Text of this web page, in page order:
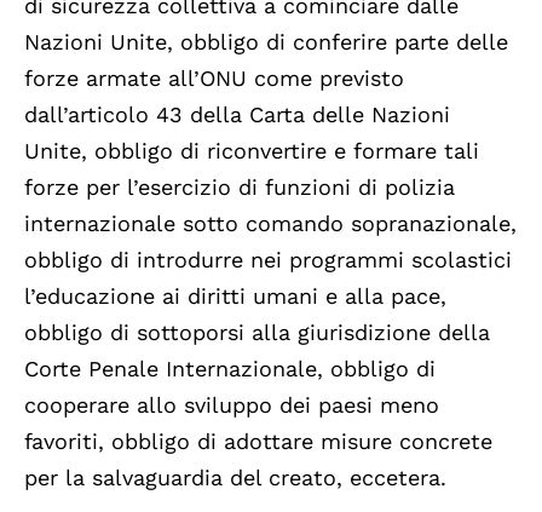
di sicurezza collettiva a cominciare dalle
Nazioni Unite, obbligo di conferire parte delle
forze armate all’ONU come previsto
dall’articolo 43 della Carta delle Nazioni
Unite, obbligo di riconvertire e formare tali
forze per l’esercizio di funzioni di polizia
internazionale sotto comando sopranazionale,
obbligo di introdurre nei programmi scolastici
l’educazione ai diritti umani e alla pace,
obbligo di sottoporsi alla giurisdizione della
Corte Penale Internazionale, obbligo di
cooperare allo sviluppo dei paesi meno
favoriti, obbligo di adottare misure concrete
per la salvaguardia del creato, eccetera.